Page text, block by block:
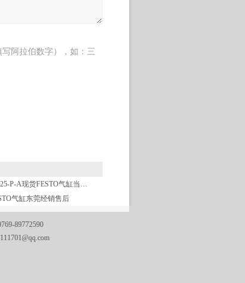
阿拉伯数字），如：三
DSNU-12-25-P-A现货FESTO气缸当天发货
气缸东莞经销售后
89772590